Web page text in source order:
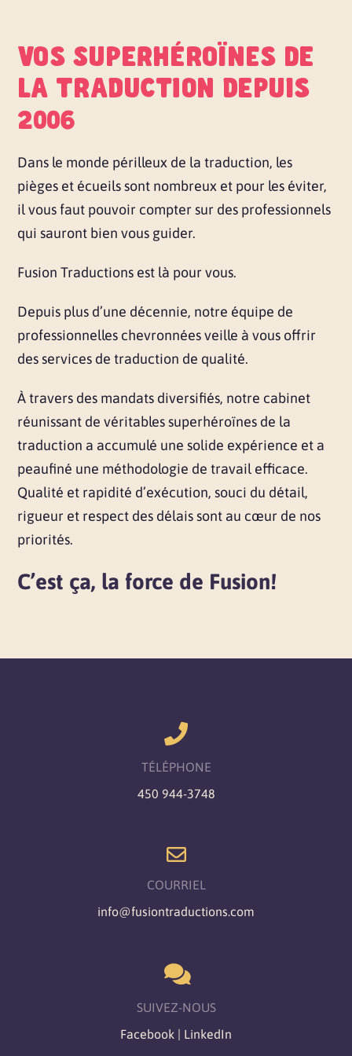
VOS SUPERHÉROÏNES DE
LA TRADUCTION DEPUIS
2006
Dans le monde périlleux de la traduction, les
pièges et écueils sont nombreux et pour les éviter,
il vous faut pouvoir compter sur des professionnels
qui sauront bien vous guider.
Fusion Traductions est là pour vous.
Depuis plus d’une décennie, notre équipe de
professionnelles chevronnées veille à vous offrir
des services de traduction de qualité.
À travers des mandats diversifiés, notre cabinet
réunissant de véritables superhéroïnes de la
traduction a accumulé une solide expérience et a
peaufiné une méthodologie de travail efficace.
Qualité et rapidité d’exécution, souci du détail,
rigueur et respect des délais sont au cœur de nos
priorités.
C’est ça, la force de Fusion!
TÉLÉPHONE
450 944-3748
COURRIEL
info@fusiontraductions.com
SUIVEZ-NOUS
Facebook | LinkedIn